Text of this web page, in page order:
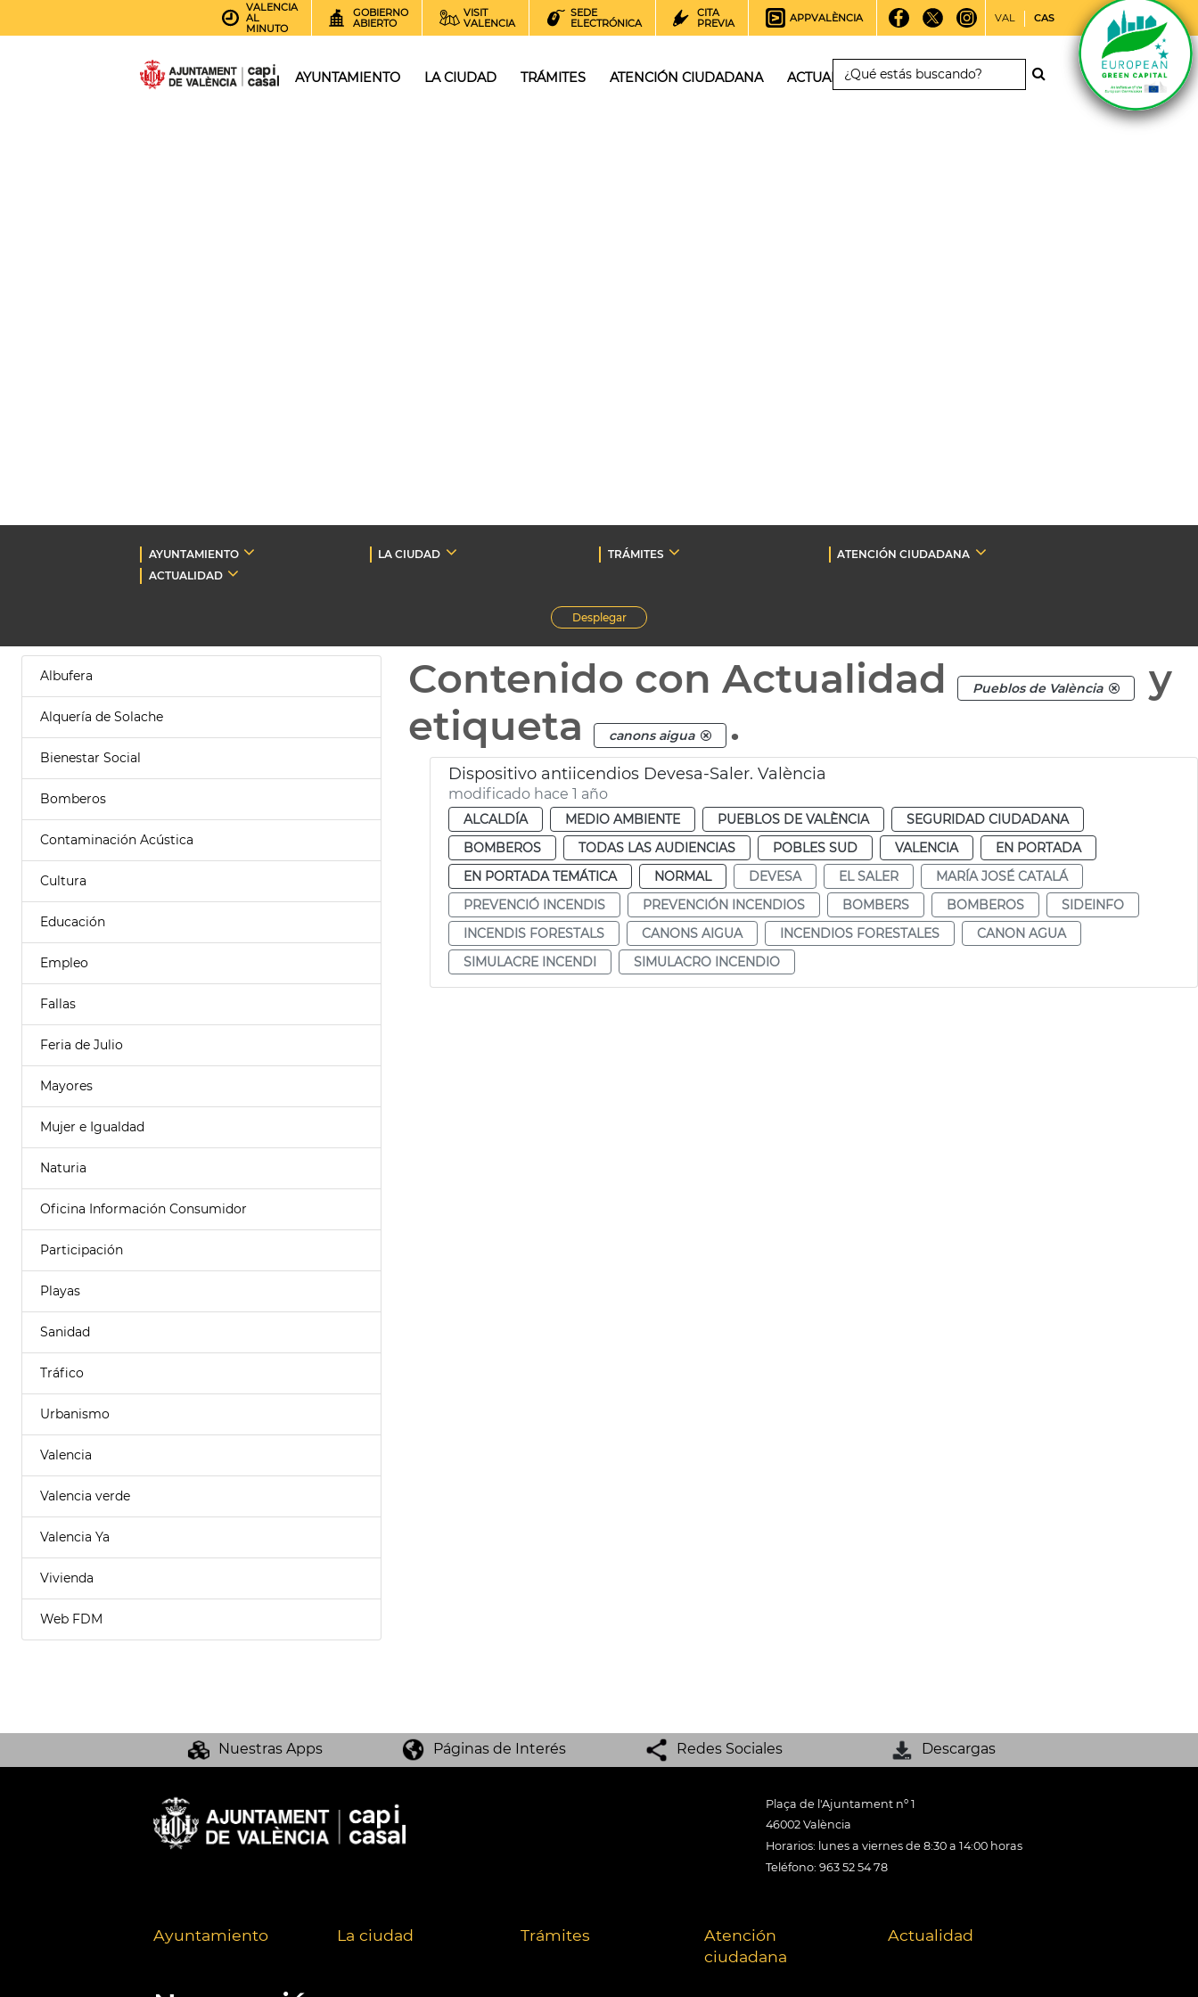
VALENCIA
AL
MINUTO
GOBIERNO
ABIERTO
VISIT
VALENCIA
SEDE
ELECTRÓNICA
CITA
PREVIA
APPVALÈNCIA VAL CAS
AYUNTAMIENTO LA CIUDAD TRÁMITES ATENCIÓN CIUDADANA ACTUALIDAD
AYUNTAMIENTO LA CIUDAD TRÁMITES
ATENCIÓN CIUDADANA
ACTUALIDAD
Desplegar
Albufera
Alquería de Solache
Bienestar Social
Bomberos
Contaminación Acústica
Cultura
Educación
Empleo
Fallas
Feria de Julio
Mayores
Mujer e Igualdad
Naturia
Oficina Información Consumidor
Participación
Playas
Sanidad
Tráfico
Urbanismo
Valencia
Valencia verde
Valencia Ya
Vivienda
Web FDM
Contenido con Actualidad Pueblos de València
y
etiqueta
canons aigua .
Dispositivo antiicendios Devesa-Saler. València
modificado hace 1 año
ALCALDÍA MEDIO AMBIENTE PUEBLOS DE VALÈNCIA
SEGURIDAD CIUDADANA
BOMBEROS
TODAS LAS AUDIENCIAS POBLES SUD VALENCIA
EN PORTADA
EN PORTADA TEMÁTICA
NORMAL DEVESA EL SALER
MARÍA JOSÉ CATALÁ
PREVENCIÓ INCENDIS
PREVENCIÓN INCENDIOS BOMBERS BOMBEROS
SIDEINFO
INCENDIS FORESTALS
CANONS AIGUA INCENDIOS FORESTALES
CANON AGUA
SIMULACRE INCENDI
SIMULACRO INCENDIO
Nuestras Apps Páginas de Interés Redes Sociales Descargas
Plaça de l'Ajuntament nº 1
46002 València
Horarios: lunes a viernes de 8:30 a 14:00 horas
Teléfono: 963 52 54 78
Ayuntamiento La ciudad Trámites
Atención
ciudadana
Actualidad